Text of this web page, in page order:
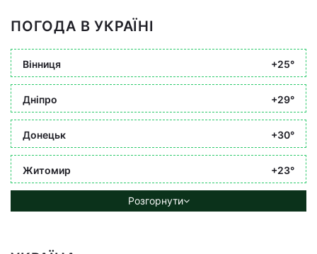
ПОГОДА В УКРАЇНІ
Вінниця +25°
Дніпро +29°
Донецьк +30°
Житомир +23°
Розгорнути